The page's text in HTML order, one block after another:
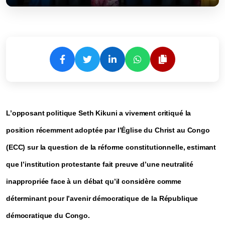
L’opposant politique Seth Kikuni a vivement critiqué la
position récemment adoptée par l’Église du Christ au Congo
(ECC) sur la question de la réforme constitutionnelle, estimant
que l’institution protestante fait preuve d’une neutralité
inappropriée face à un débat qu’il considère comme
déterminant pour l’avenir démocratique de la République
démocratique du Congo.